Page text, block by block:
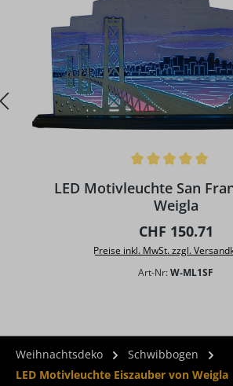
LED Motivleuchte San
Weigla
Regulärer Preis:
CHF 150.71
Preise inkl. MwSt. zzgl.
Art-Nr:W-ML1SF
Weihnachtsdeko
Schwibbogen
LED Motivleuchte Eiszauber von Weigla